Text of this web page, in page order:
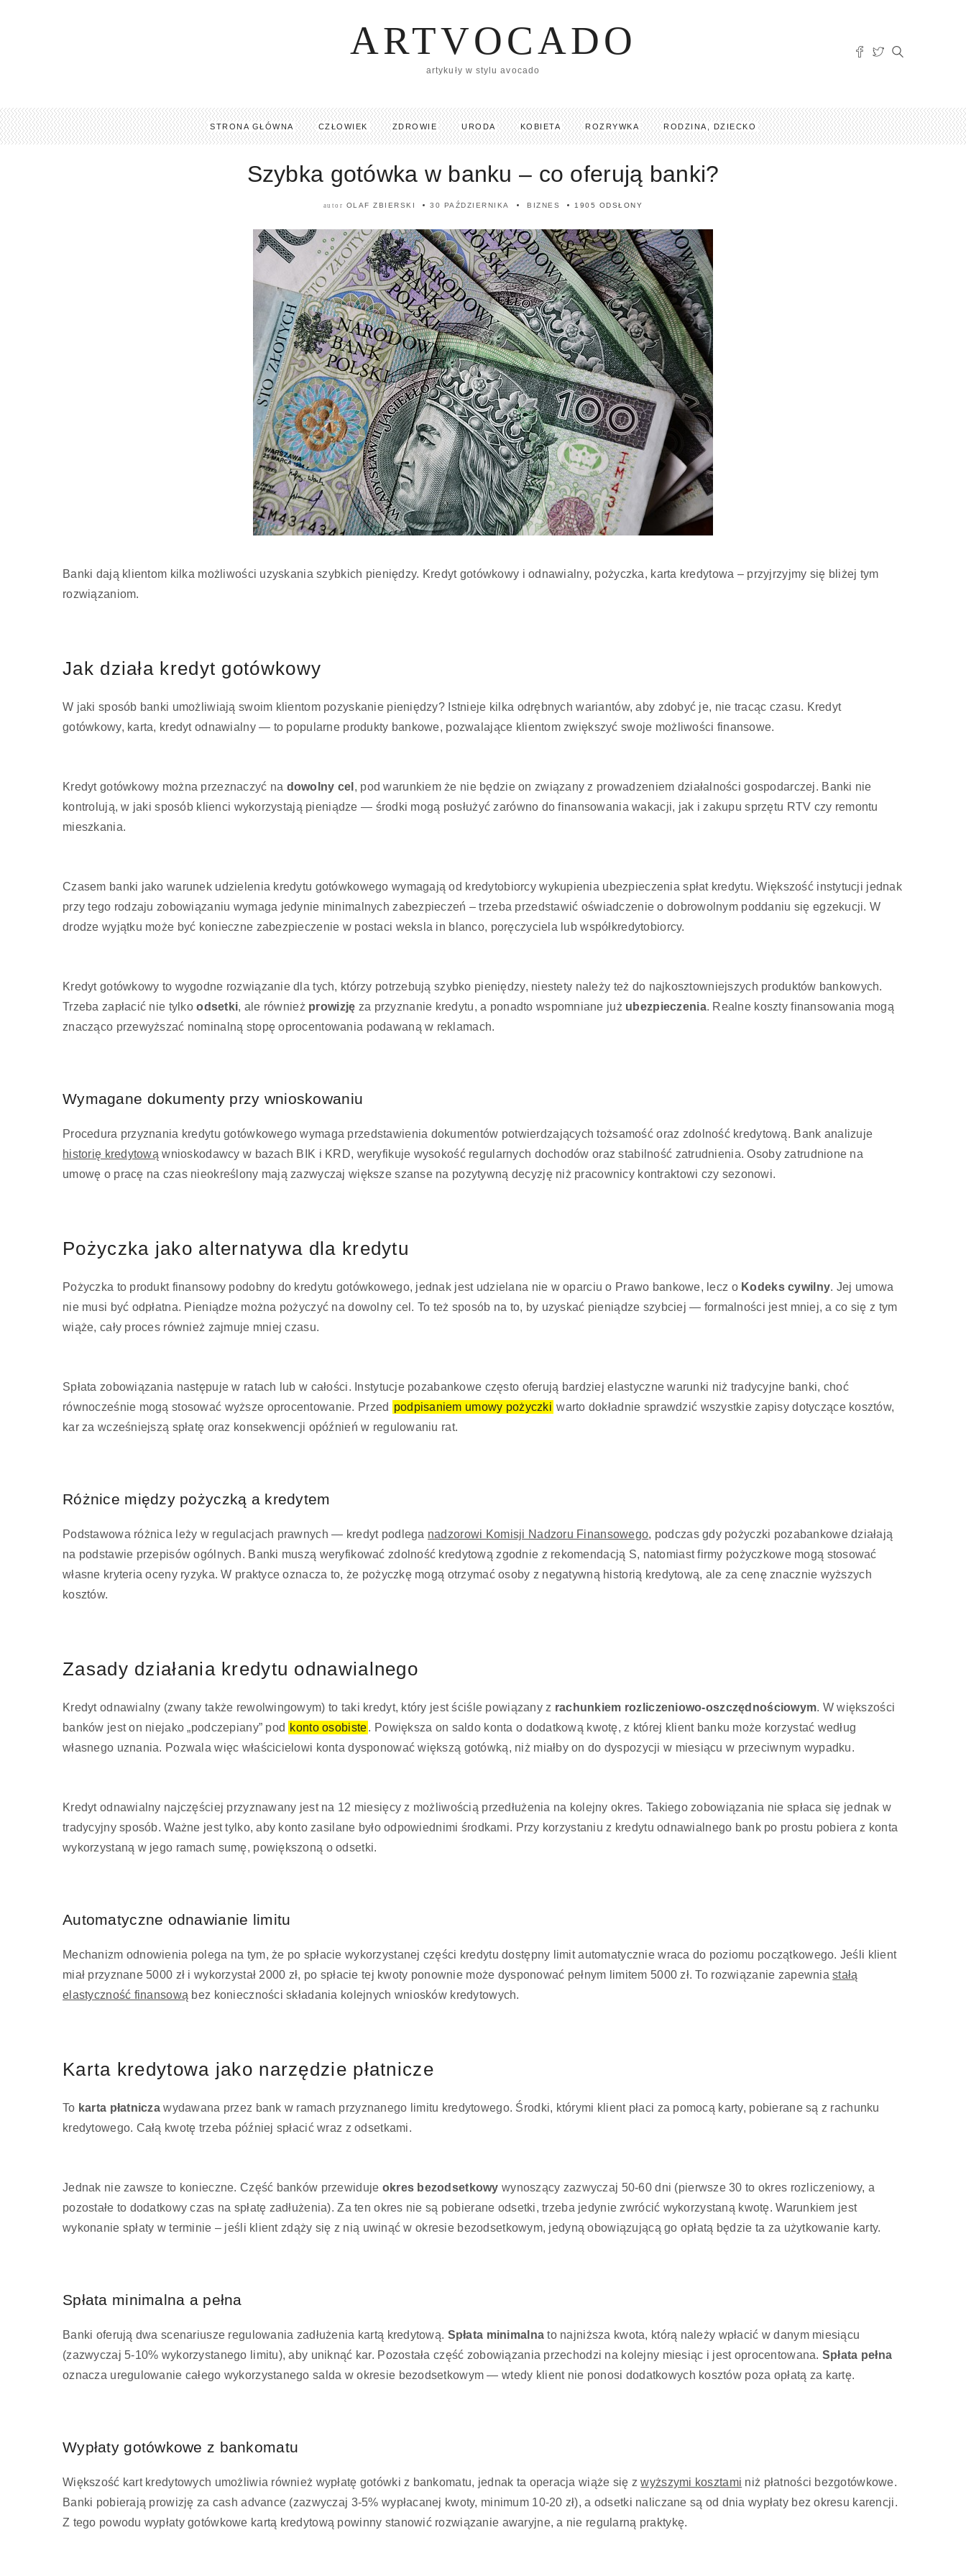
ARTVOCADO
artykuły w stylu avocado
STRONA GŁÓWNA CZŁOWIEK ZDROWIE URODA KOBIETA ROZRYWKA RODZINA, DZIECKO
Szybka gotówka w banku – co oferują banki?
autor OLAF ZBIERSKI 30 PAŹDZIERNIKA BIZNES 1905 ODSŁONY
Banki dają klientom kilka możliwości uzyskania szybkich pieniędzy. Kredyt gotówkowy i odnawialny, pożyczka, karta kredytowa – przyjrzyjmy się bliżej tym
rozwiązaniom.
Jak działa kredyt gotówkowy
W jaki sposób banki umożliwiają swoim klientom pozyskanie pieniędzy? Istnieje kilka odrębnych wariantów, aby zdobyć je, nie tracąc czasu. Kredyt
gotówkowy, karta, kredyt odnawialny — to popularne produkty bankowe, pozwalające klientom zwiększyć swoje możliwości finansowe.
Kredyt gotówkowy można przeznaczyć na dowolny cel , pod warunkiem że nie będzie on związany z prowadzeniem działalności gospodarczej. Banki nie
kontrolują, w jaki sposób klienci wykorzystają pieniądze — środki mogą posłużyć zarówno do finansowania wakacji, jak i zakupu sprzętu RTV czy remontu
mieszkania.
Czasem banki jako warunek udzielenia kredytu gotówkowego wymagają od kredytobiorcy wykupienia ubezpieczenia spłat kredytu. Większość instytucji jednak
przy tego rodzaju zobowiązaniu wymaga jedynie minimalnych zabezpieczeń – trzeba przedstawić oświadczenie o dobrowolnym poddaniu się egzekucji. W
drodze wyjątku może być konieczne zabezpieczenie w postaci weksla in blanco, poręczyciela lub współkredytobiorcy.
Kredyt gotówkowy to wygodne rozwiązanie dla tych, którzy potrzebują szybko pieniędzy, niestety należy też do najkosztowniejszych produktów bankowych.
Trzeba zapłacić nie tylkoodsetki, ale również prowizję za przyznanie kredytu, a ponadto wspomniane już ubezpieczenia. Realne koszty finansowania mogą
znacząco przewyższać nominalną stopę oprocentowania podawaną w reklamach.
Wymagane dokumenty przy wnioskowaniu
Procedura przyznania kredytu gotówkowego wymaga przedstawienia dokumentów potwierdzających tożsamość oraz zdolność kredytową. Bank analizuje
historię kredytową wnioskodawcy w bazach BIK i KRD, weryfikuje wysokość regularnych dochodów oraz stabilność zatrudnienia. Osoby zatrudnione na
umowę o pracę na czas nieokreślony mają zazwyczaj większe szanse na pozytywną decyzję niż pracownicy kontraktowi czy sezonowi.
Pożyczka jako alternatywa dla kredytu
Pożyczka to produkt finansowy podobny do kredytu gotówkowego, jednak jest udzielana nie w oparciu o Prawo bankowe, lecz o Kodeks cywilny. Jej umowa
nie musi być odpłatna. Pieniądze można pożyczyć na dowolny cel. To też sposób na to, by uzyskać pieniądze szybciej — formalności jest mniej, a co się z tym
wiąże, cały proces również zajmuje mniej czasu.
Spłata zobowiązania następuje w ratach lub w całości. Instytucje pozabankowe często oferują bardziej elastyczne warunki niż tradycyjne banki, choć
równocześnie mogą stosować wyższe oprocentowanie. Przed podpisaniem umowy pożyczki warto dokładnie sprawdzić wszystkie zapisy dotyczące kosztów,
kar za wcześniejszą spłatę oraz konsekwencji opóźnień w regulowaniu rat.
Różnice między pożyczką a kredytem
Podstawowa różnica leży w regulacjach prawnych — kredyt podlega nadzorowi Komisji Nadzoru Finansowego, podczas gdy pożyczki pozabankowe działają
na podstawie przepisów ogólnych. Banki muszą weryfikować zdolność kredytową zgodnie z rekomendacją S, natomiast firmy pożyczkowe mogą stosować
własne kryteria oceny ryzyka. W praktyce oznacza to, że pożyczkę mogą otrzymać osoby z negatywną historią kredytową, ale za cenę znacznie wyższych
kosztów.
Zasady działania kredytu odnawialnego
Kredyt odnawialny (zwany także rewolwingowym) to taki kredyt, który jest ściśle powiązany z rachunkiem rozliczeniowo-oszczędnościowym. W większości
banków jest on niejako „podczepiany” pod konto osobiste. Powiększa on saldo konta o dodatkową kwotę, z której klient banku może korzystać według
własnego uznania. Pozwala więc właścicielowi konta dysponować większą gotówką, niż miałby on do dyspozycji w miesiącu w przeciwnym wypadku.
Kredyt odnawialny najczęściej przyznawany jest na 12 miesięcy z możliwością przedłużenia na kolejny okres. Takiego zobowiązania nie spłaca się jednak w
tradycyjny sposób. Ważne jest tylko, aby konto zasilane było odpowiednimi środkami. Przy korzystaniu z kredytu odnawialnego bank po prostu pobiera z konta
wykorzystaną w jego ramach sumę, powiększoną o odsetki.
Automatyczne odnawianie limitu
Mechanizm odnowienia polega na tym, że po spłacie wykorzystanej części kredytu dostępny limit automatycznie wraca do poziomu początkowego. Jeśli klient
miał przyznane 5000 zł i wykorzystał 2000 zł, po spłacie tej kwoty ponownie może dysponować pełnym limitem 5000 zł. To rozwiązanie zapewniastałą
elastyczność finansową bez konieczności składania kolejnych wniosków kredytowych.
Karta kredytowa jako narzędzie płatnicze
To karta płatnicza wydawana przez bank w ramach przyznanego limitu kredytowego. Środki, którymi klient płaci za pomocą karty, pobierane są z rachunku
kredytowego. Całą kwotę trzeba później spłacić wraz z odsetkami.
Jednak nie zawsze to konieczne. Część banków przewiduje okres bezodsetkowy wynoszący zazwyczaj 50-60 dni (pierwsze 30 to okres rozliczeniowy, a
pozostałe to dodatkowy czas na spłatę zadłużenia). Za ten okres nie są pobierane odsetki, trzeba jedynie zwrócić wykorzystaną kwotę. Warunkiem jest
wykonanie spłaty w terminie – jeśli klient zdąży się z nią uwinąć w okresie bezodsetkowym, jedyną obowiązującą go opłatą będzie ta za użytkowanie karty.
Spłata minimalna a pełna
Banki oferują dwa scenariusze regulowania zadłużenia kartą kredytową. Spłata minimalna to najniższa kwota, którą należy wpłacić w danym miesiącu
(zazwyczaj 5-10% wykorzystanego limitu), aby uniknąć kar. Pozostała część zobowiązania przechodzi na kolejny miesiąc i jest oprocentowana. Spłata pełna
oznacza uregulowanie całego wykorzystanego salda w okresie bezodsetkowym — wtedy klient nie ponosi dodatkowych kosztów poza opłatą za kartę.
Wypłaty gotówkowe z bankomatu
Większość kart kredytowych umożliwia również wypłatę gotówki z bankomatu, jednak ta operacja wiąże się zwyższymi kosztami niż płatności bezgotówkowe.
Banki pobierają prowizję za cash advance (zazwyczaj 3-5% wypłacanej kwoty, minimum 10-20 zł), a odsetki naliczane są od dnia wypłaty bez okresu karencji.
Z tego powodu wypłaty gotówkowe kartą kredytową powinny stanowić rozwiązanie awaryjne, a nie regularną praktykę.